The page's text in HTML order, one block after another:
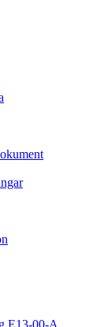
E13-00-A